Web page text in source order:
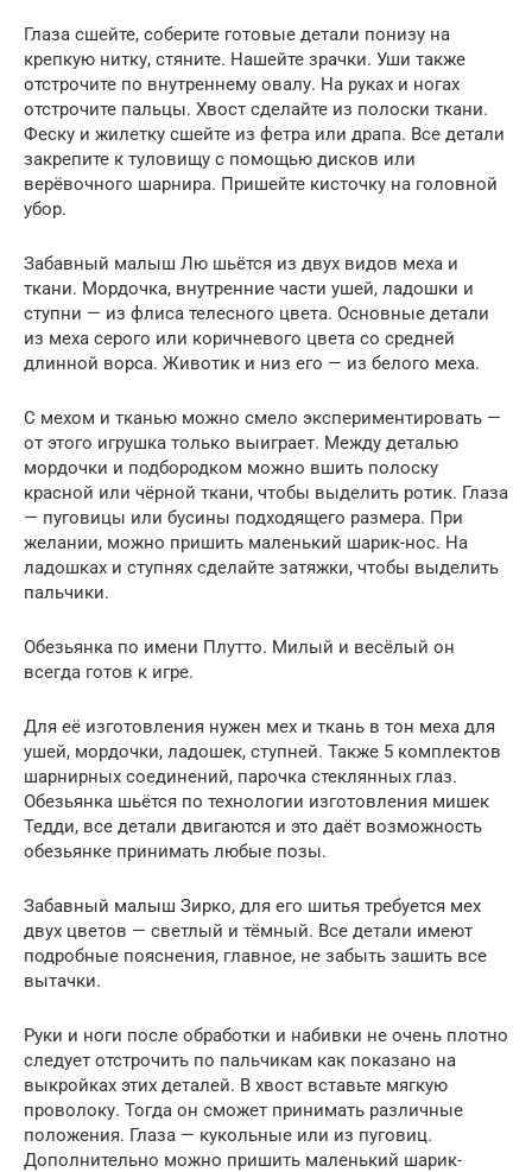
Глаза сшейте, соберите готовые детали понизу на
крепкую нитку, стяните. Нашейте зрачки. Уши также
отстрочите по внутреннему овалу. На руках и ногах
отстрочите пальцы. Хвост сделайте из полоски ткани.
Феску и жилетку сшейте из фетра или драпа. Все детали
закрепите к туловищу с помощью дисков или
верёвочного шарнира. Пришейте кисточку на головной
убор.
Забавный малыш Лю шьётся из двух видов меха и
ткани. Мордочка, внутренние части ушей, ладошки и
ступни — из флиса телесного цвета. Основные детали
из меха серого или коричневого цвета со средней
длинной ворса. Животик и низ его — из белого меха.
С мехом и тканью можно смело экспериментировать —
от этого игрушка только выиграет. Между деталью
мордочки и подбородком можно вшить полоску
красной или чёрной ткани, чтобы выделить ротик. Глаза
— пуговицы или бусины подходящего размера. При
желании, можно пришить маленький шарик-нос. На
ладошках и ступнях сделайте затяжки, чтобы выделить
пальчики.
Обезьянка по имени Плутто. Милый и весёлый он
всегда готов к игре.
Для её изготовления нужен мех и ткань в тон меха для
ушей, мордочки, ладошек, ступней. Также 5 комплектов
шарнирных соединений, парочка стеклянных глаз.
Обезьянка шьётся по технологии изготовления мишек
Тедди, все детали двигаются и это даёт возможность
обезьянке принимать любые позы.
Забавный малыш Зирко, для его шитья требуется мех
двух цветов — светлый и тёмный. Все детали имеют
подробные пояснения, главное, не забыть зашить все
вытачки.
Руки и ноги после обработки и набивки не очень плотно
следует отстрочить по пальчикам как показано на
выкройках этих деталей. В хвост вставьте мягкую
проволоку. Тогда он сможет принимать различные
положения. Глаза — кукольные или из пуговиц.
Дополнительно можно пришить маленький шарик-